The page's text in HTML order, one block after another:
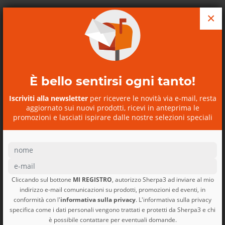
È bello sentirsi ogni tanto!
Iscriviti alla newsletterper ricevere le novità via e-mail, resta
aggiornato sui nuovi prodotti, ricevi in anteprima le
promozioni e lasciati ispirare dalle nostre selezioni speciali
Cliccando sul bottone MI REGISTRO, autorizzo Sherpa3 ad inviare al mio
indirizzo e-mail comunicazioni su prodotti, promozioni ed eventi, in
conformità con l'informativa sulla privacy. L'informativa sulla privacy
specifica come i dati personali vengono trattati e protetti da Sherpa3 e chi
è possibile contattare per eventuali domande.
×
MLC...
Black Hole MLC Patagonia